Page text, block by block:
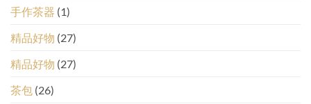
手作茶器 (1)
精品好物 (27)
精品好物 (27)
茶包 (26)